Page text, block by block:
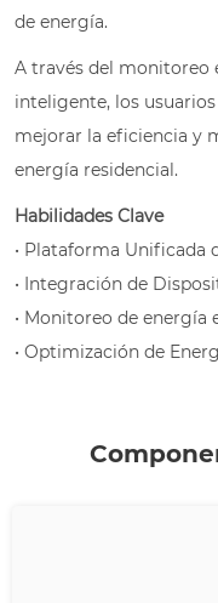
de energía.
A través del monitoreo
inteligente, los
mejorar la eficiencia y
energía residencial.
Habilidades Clave
• Plataforma Unificada
• Integración de
• Monitoreo de energía
• Optimización de